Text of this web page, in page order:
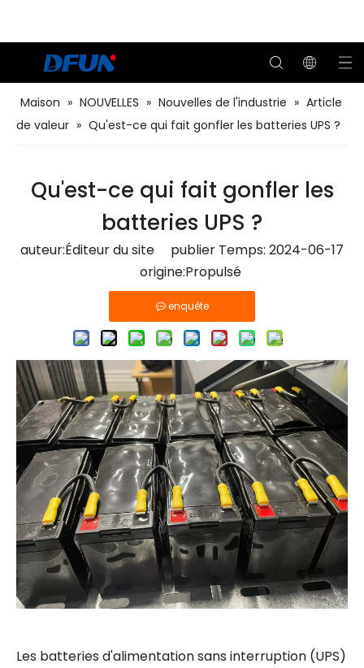
Maison » NOUVELLES » Nouvelles de l'industrie » Article
de valeur » Qu'est-ce qui fait gonfler les batteries UPS ?
Qu'est-ce qui fait gonfler les
batteries UPS ?
auteur:Éditeur du site publier Temps: 2024-06-17
origine:Propulsé
enquête
Les batteries d'alimentation sans interruption (UPS)